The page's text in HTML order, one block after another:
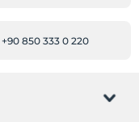
+90 850 333 0 220